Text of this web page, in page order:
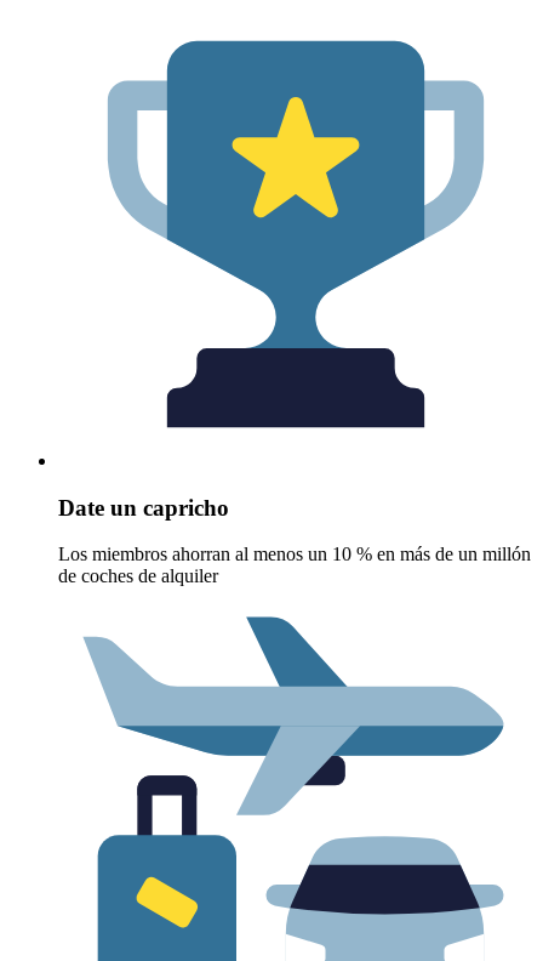
Date un capricho
Los miembros ahorran al menos un 10 % en más de un millón
de coches de alquiler